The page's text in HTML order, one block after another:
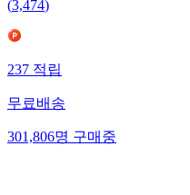
(3,474)
237 적립
무료배송
301,806명 구매중